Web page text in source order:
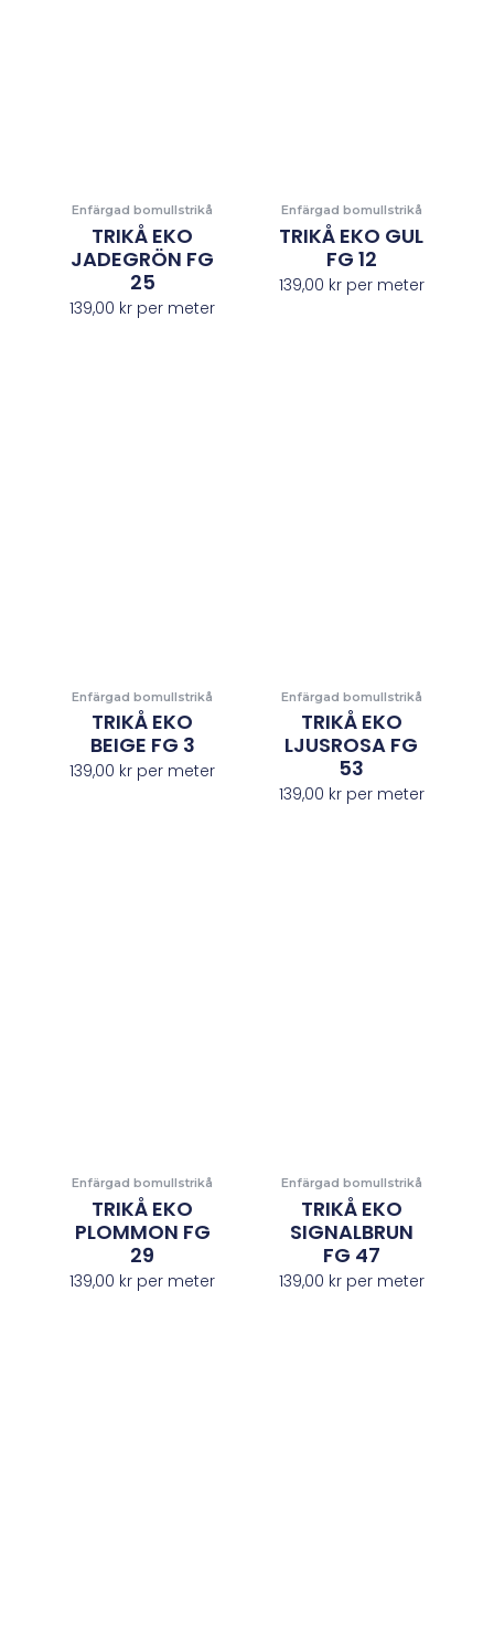
Enfärgad bomullstrikå
TRIKÅ EKO
JADEGRÖN FG
25
139,00 kr per meter
Enfärgad bomullstrikå
TRIKÅ EKO GUL
FG 12
139,00 krper meter
Enfärgad bomullstrikå
TRIKÅ EKO
BEIGE FG 3
139,00 kr per meter
Enfärgad bomullstrikå
TRIKÅ EKO
LJUSROSA FG
53
139,00 krper meter
Enfärgad bomullstrikå
TRIKÅ EKO
PLOMMON FG
29
139,00 kr per meter
Enfärgad bomullstrikå
TRIKÅ EKO
SIGNALBRUN
FG 47
139,00 krper meter